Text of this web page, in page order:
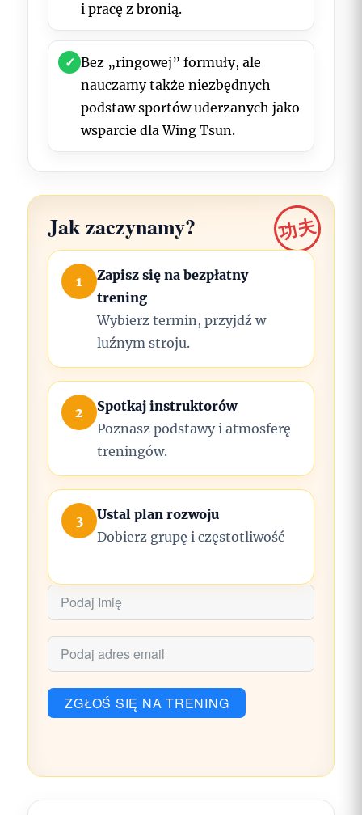
i pracę z bronią.
✓ Bez „ringowej” formuły, ale
nauczamy także niezbędnych
podstaw sportów uderzanych jako
wsparcie dla Wing Tsun.
功夫
Jak zaczynamy?
1
Zapisz się na bezpłatny
trening
Wybierz termin, przyjdź w
luźnym stroju.
2
Spotkaj instruktorów
Poznasz podstawy i atmosferę
treningów.
3
Ustal plan rozwoju
Dobierz grupę i częstotliwość
ZGŁOŚ SIĘ NA TRENING